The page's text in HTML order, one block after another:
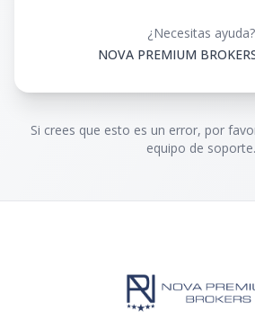
¿Necesitas ayuda?
NOVA PREMIUM
Si crees que esto es un error, por
equipo de soporte.